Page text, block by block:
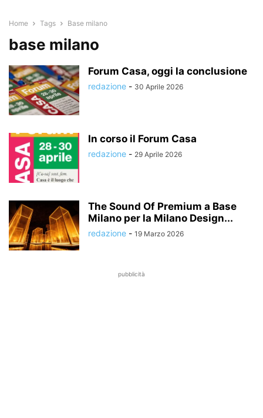
Home Tags Base milano
base milano
Forum Casa, oggi la conclusione
redazione - 30 Aprile 2026
In corso il Forum Casa
redazione - 29 Aprile 2026
The Sound Of Premium a Base
Milano per la Milano Design...
redazione - 19 Marzo 2026
pubblicità